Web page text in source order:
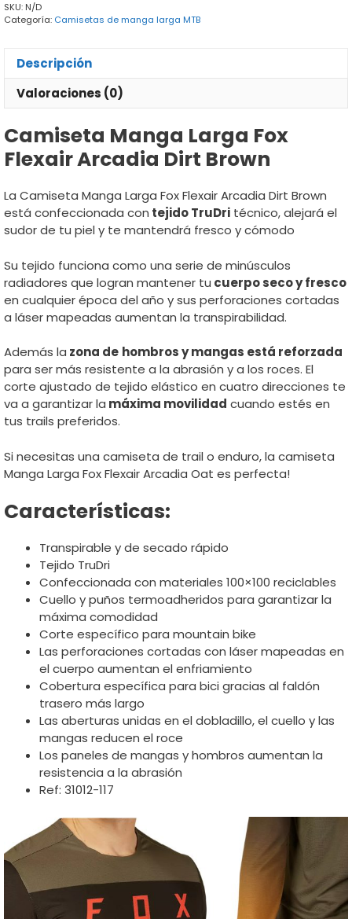
Brown
SKU: N/D
Categoría: Camisetas de manga larga MTB
Descripción
Valoraciones (0)
Camiseta Manga Larga Fox
Flexair Arcadia Dirt Brown
La Camiseta Manga Larga Fox Flexair Arcadia Dirt Brown
está confeccionada con tejido TruDri técnico, alejará el
sudor de tu piel y te mantendrá fresco y cómodo
Su tejido funciona como una serie de minúsculos
radiadores que logran mantener tu cuerpo seco y fresco
en cualquier época del año y sus perforaciones cortadas
a láser mapeadas aumentan la transpirabilidad.
Además la zona de hombros y mangas está reforzada
para ser más resistente a la abrasión y a los roces. El
corte ajustado de tejido elástico en cuatro direcciones te
va a garantizar la máxima movilidad cuando estés en
tus trails preferidos.
Si necesitas una camiseta de trail o enduro, la camiseta
Manga Larga Fox Flexair Arcadia Oat es perfecta!
Características:
Transpirable y de secado rápido
Tejido TruDri
Confeccionada con materiales 100×100 reciclables
Cuello y puños termoadheridos para garantizar la
máxima comodidad
Corte específico para mountain bike
Las perforaciones cortadas con láser mapeadas en
el cuerpo aumentan el enfriamiento
Cobertura específica para bici gracias al faldón
trasero más largo
Las aberturas unidas en el dobladillo, el cuello y las
mangas reducen el roce
Los paneles de mangas y hombros aumentan la
resistencia a la abrasión
Ref: 31012-117